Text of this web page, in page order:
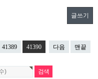
글쓰기
41389 41390 다음 맨끝